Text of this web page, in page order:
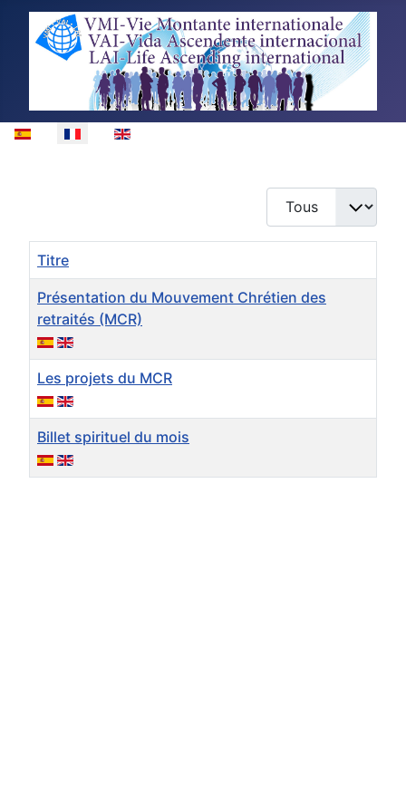
Sélectionnez votre langue
Afficher #
Titre
Présentation du Mouvement Chrétien des
retraités (MCR)
Les projets du MCR
Billet spirituel du mois